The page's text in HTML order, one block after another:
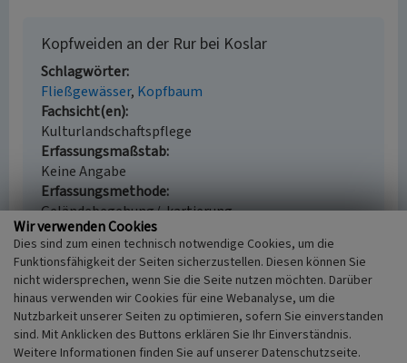
Kopfweiden an der Rur bei Koslar
Schlagwörter
Fließgewässer Kopfbaum
Fachsicht(en)
Kulturlandschaftspflege
Erfassungsmaßstab
Keine Angabe
Erfassungsmethode
Geländebegehung/-kartierung
Empfohlene Zitierweise
Urheberrechtlicher Hinweis
Der hier präsentierte Inhalt ist urheberrechtlich
Wir verwenden Cookies
Dies sind zum einen technisch notwendige Cookies, um die
Funktionsfähigkeit der Seiten sicherzustellen. Diesen können Sie
nicht widersprechen, wenn Sie die Seite nutzen möchten. Darüber
hinaus verwenden wir Cookies für eine Webanalyse, um die
Nutzbarkeit unserer Seiten zu optimieren, sofern Sie einverstanden
sind. Mit Anklicken des Buttons erklären Sie Ihr Einverständnis.
Weitere Informationen finden Sie auf unserer Datenschutzseite.